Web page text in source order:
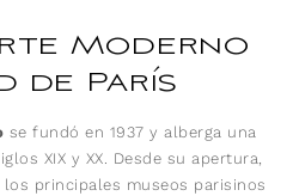
Moderno
de París
se fundó en 1937 y alberga una
XIX y XX. Desde su apertura,
principales museos parisinos